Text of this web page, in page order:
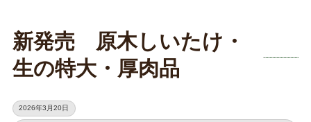
新発売 原木しいたけ・
生の特大・厚肉品
2026年3月20日